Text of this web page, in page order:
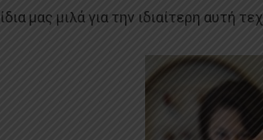
ίδια μας μιλά για την ιδιαίτερη αυτή